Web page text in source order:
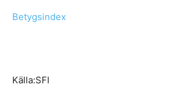
Betygsindex
Källa:SFI